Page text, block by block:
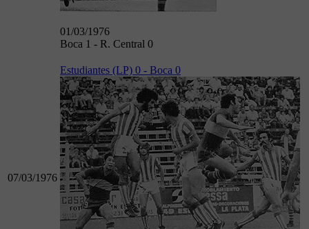
01/03/1976
Boca 1 - R. Central 0
07/03/1976
Estudiantes (LP) 0 - Boca 0